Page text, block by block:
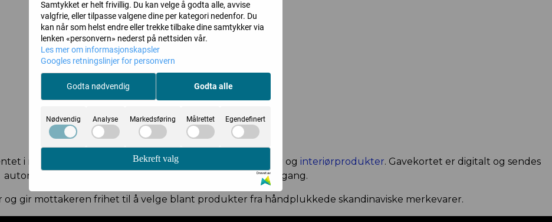
i nettbutikken – fra dameklærog og interiørprodukter. Gavekortet er digitalt og sendes
automatisk på e-post etter kjøp – klart til å brukes med én gang.
gir mottakeren frihet til å velge blant produkter fra håndplukkede skandinaviske merkevarer.
Samtykket er helt frivillig. Du kan velge å godta alle, avvise
valgfrie, eller tilpasse valgene dine per kategori nedenfor. Du
kan når som helst endre eller trekke tilbake dine samtykker via
lenken «personvern» nederst på nettsiden vår.
Les mer om informasjonskapsler
Googles retningslinjer for personvern
Godta nødvendig Godta alle
Nødvendig Analyse Markedsføring Målrettet Egendefinert
Bekreft valg
Drevet av